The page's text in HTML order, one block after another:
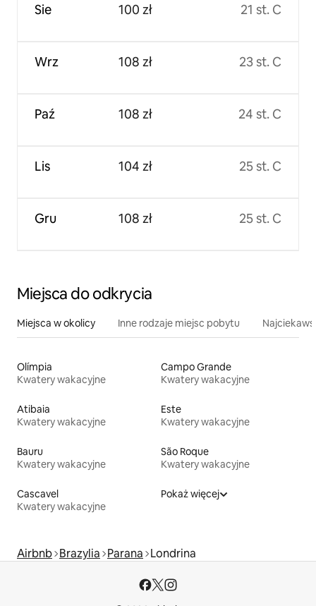
Sie
Wrz
Paź
Lis
Gru
100 zł
108 zł
108 zł
104 zł
108 zł
21 st. C
23 st. C
24 st. C
25 st. C
25 st. C
Miejsca do odkrycia
Miejsca w okolicy Inne rodzaje miejsc pobytu
Olímpia
Kwatery wakacyjne
Campo Grande
Kwatery wakacyjne
Atibaia
Kwatery wakacyjne
Este
Kwatery wakacyjne
Bauru
Kwatery wakacyjne
São Roque
Kwatery wakacyjne
Cascavel
Kwatery wakacyjne
Pokaż więcej
Airbnb Brazylia Parana Londrina